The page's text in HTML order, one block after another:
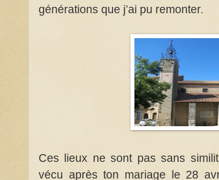
générations que j’ai pu remonter.
Ces lieux ne sont pas sans
vécu après ton mariage le 28